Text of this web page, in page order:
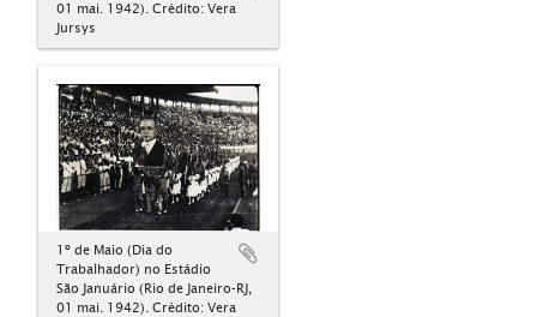
01 mai. 1942). Crédito: Vera
Jursys
1º de Maio (Dia do
Trabalhador) no Estádio
São Januário (Rio de Janeiro-RJ,
01 mai. 1942). Crédito: Vera